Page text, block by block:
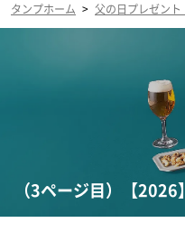
タンプホーム > 父の日プレゼント
（3ページ目）【